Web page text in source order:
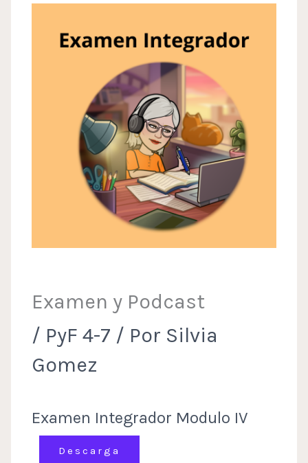
Examen y Podcast
/ PyF 4-7 / Por Silvia
Gomez
Examen Integrador Modulo IV
Descarga